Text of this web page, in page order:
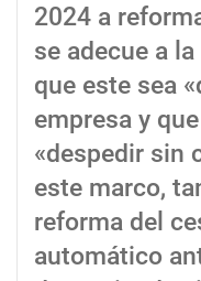
2024 a
se adecue a
que este sea
empresa y
«despedir sin
este marco,
reforma del
automático